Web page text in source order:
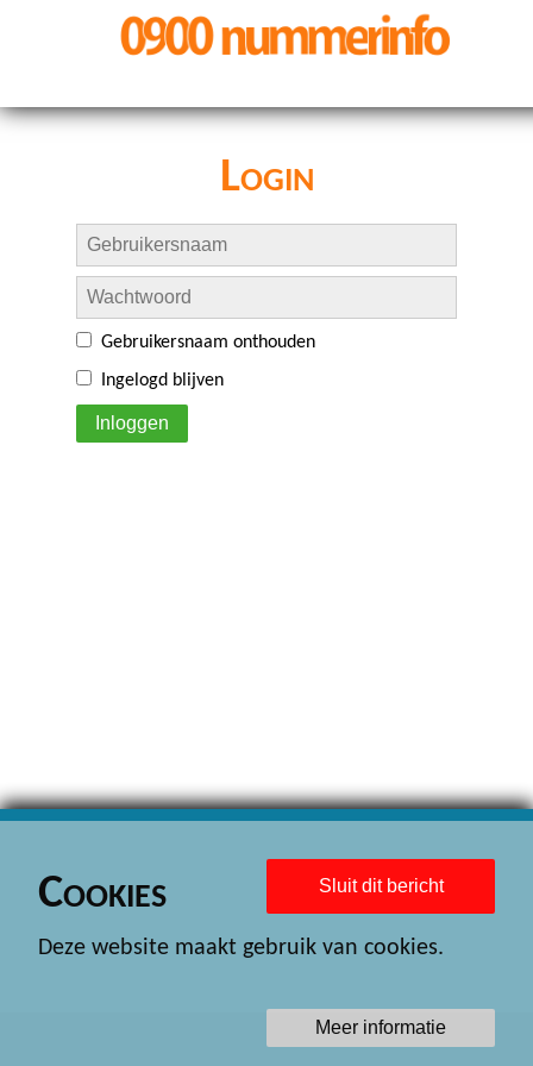
Login
Gebruikersnaam onthouden
Ingelogd blijven
Inloggen
Sluit dit bericht
Cookies
Deze website maakt gebruik van cookies.
Meer informatie